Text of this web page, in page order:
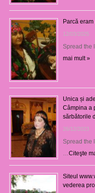
Parcă
12/03/2025
Spread the
mai mult »
Unica și
Câmpina a
sărbătorile
26/12/2023
Spread the
…Citeşte
Siteul
vederea